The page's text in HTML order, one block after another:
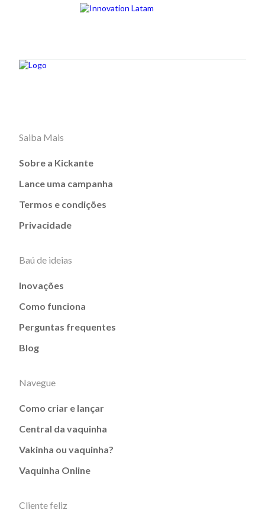
Saiba Mais
Sobre a Kickante
Lance uma campanha
Termos e condições
Privacidade
Baú de ideias
Inovações
Como funciona
Perguntas frequentes
Blog
Navegue
Como criar e lançar
Central da vaquinha
Vakinha ou vaquinha?
Vaquinha Online
Cliente feliz